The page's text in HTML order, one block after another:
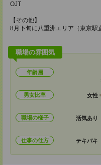
OJT
【その他】
8月下旬に八重洲エリア（東京駅
職場の雰囲気
年齢層
男女比率 女性
職場の様子 活気あり
仕事の仕方 テキパキ